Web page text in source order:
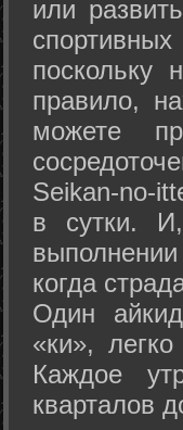
или
поскольку
правило,
можете
Seikan-­no-­
в сутки.
когда
Один
«ки»,
Каждое
кварталов